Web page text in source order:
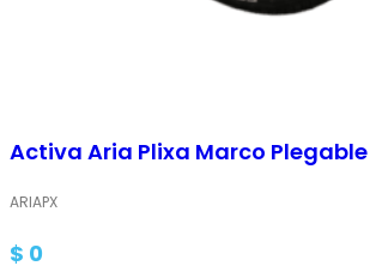
Activa Aria Plixa Marco Plegable
ARIAPX
$ 0